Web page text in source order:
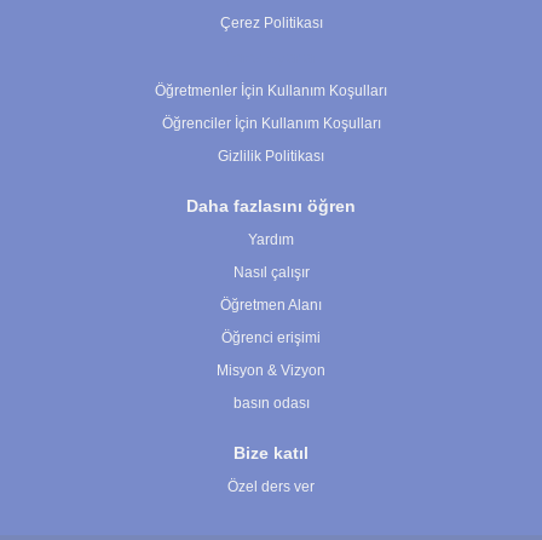
Çerez Politikası
Öğretmenler İçin Kullanım Koşulları
Öğrenciler İçin Kullanım Koşulları
Gizlilik Politikası
Daha fazlasını öğren
Yardım
Nasıl çalışır
Öğretmen Alanı
Öğrenci erişimi
Misyon & Vizyon
basın odası
Bize katıl
Özel ders ver